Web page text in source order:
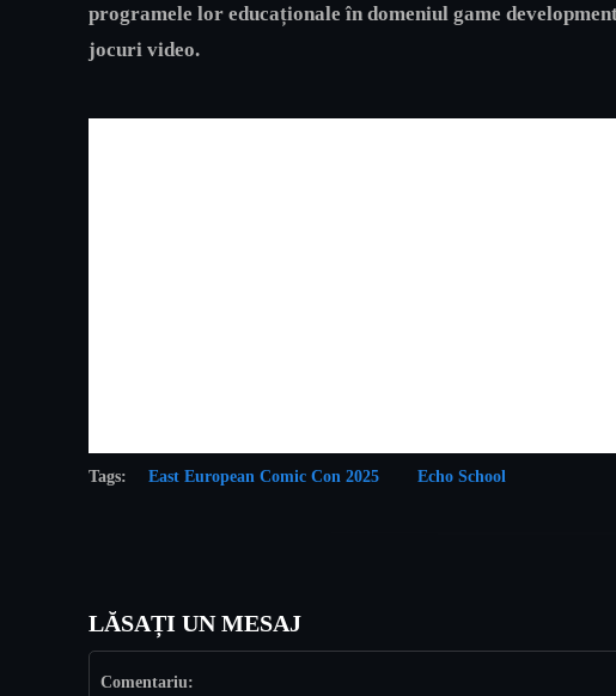
programele lor educaționale în domeniul game
jocuri video.​
Tags: East European Comic Con 2025 Echo School
LĂSAȚI UN MESAJ